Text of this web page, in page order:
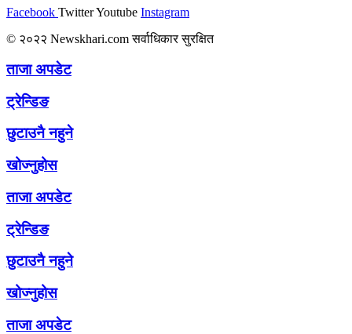
Facebook TwitterYoutube Instagram
© २०२२ Newskhari.com सर्वाधिकार सुरक्षित
ताजा अपडेट
ट्रेन्डिङ
छुटाउनै नहुने
खोज्नुहोस
ताजा अपडेट
ट्रेन्डिङ
छुटाउनै नहुने
खोज्नुहोस
ताजा अपडेट